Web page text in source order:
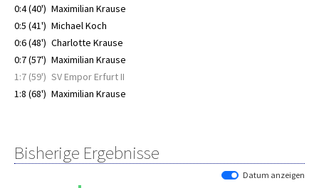
0:4 (40') Maximilian Krause
0:5 (41') Michael Koch
0:6 (48') Charlotte Krause
0:7 (57') Maximilian Krause
1:7 (59') SV Empor Erfurt II
1:8 (68') Maximilian Krause
Bisherige Ergebnisse
Datum anzeigen